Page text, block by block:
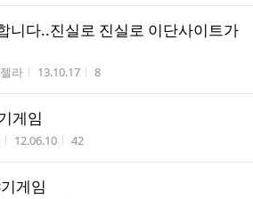
니다..진실로 진실로 이단사이트가
자
라 작성시간
13.10.17 조회수
8
게임
작성시간
12.06.10 조회수
42
게임